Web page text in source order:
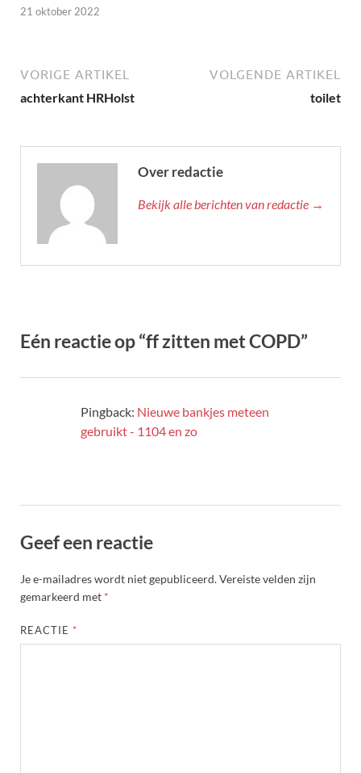
21 oktober 2022
VORIGE ARTIKEL
achterkant HRHolst
VOLGENDE ARTIKEL
toilet
Over redactie
Bekijk alle berichten van redactie →
Eén reactie op “ff zitten met COPD”
Pingback: Nieuwe bankjes meteen
gebruikt - 1104 en zo
Geef een reactie
Je e-mailadres wordt niet gepubliceerd.Vereiste velden zijn
gemarkeerd met *
REACTIE *